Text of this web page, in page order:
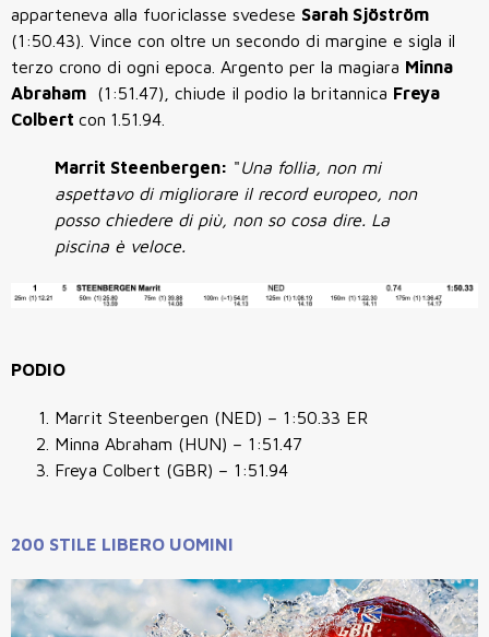
apparteneva alla fuoriclasse svedese Sarah Sjöström
(1:50.43). Vince con oltre un secondo di margine e sigla il
terzo crono di ogni epoca. Argento per la magiara Minna
Abraham (1:51.47), chiude il podio la britannica Freya
Colbert con 1.51.94.
Marrit Steenbergen: "Una follia, non mi
aspettavo di migliorare il record europeo, non
posso chiedere di più, non so cosa dire. La
piscina è veloce.
PODIO
Marrit Steenbergen (NED) – 1:50.33 ER
Minna Abraham (HUN) – 1:51.47
Freya Colbert (GBR) – 1:51.94
200 STILE LIBERO UOMINI